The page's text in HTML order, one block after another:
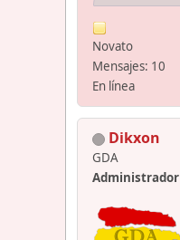
Novato
Mensajes: 10
En línea
Dikxon
GDA
Administrador